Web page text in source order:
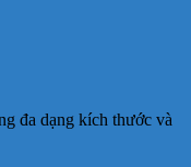
đa dạng kích thước và